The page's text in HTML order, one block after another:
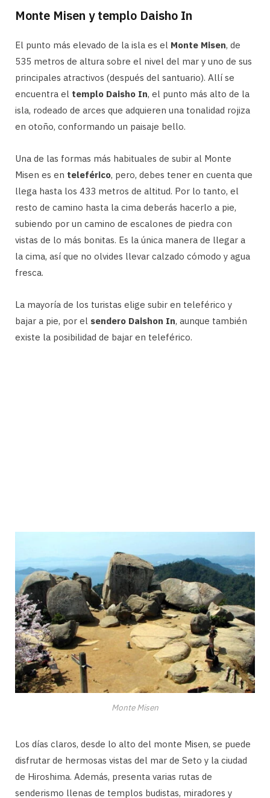
Monte Misen y templo Daisho In
El punto más elevado de la isla es el Monte Misen, de
535 metros de altura sobre el nivel del mar y uno de sus
principales atractivos (después del santuario). Allí se
encuentra el templo Daisho In, el punto más alto de la
isla, rodeado de arces que adquieren una tonalidad rojiza
en otoño, conformando un paisaje bello.
Una de las formas más habituales de subir al Monte
Misen es en teleférico, pero, debes tener en cuenta que
llega hasta los 433 metros de altitud. Por lo tanto, el
resto de camino hasta la cima deberás hacerlo a pie,
subiendo por un camino de escalones de piedra con
vistas de lo más bonitas. Es la única manera de llegar a
la cima, así que no olvides llevar calzado cómodo y agua
fresca.
La mayoría de los turistas elige subir en teleférico y
bajar a pie, por el sendero Daishon In, aunque también
existe la posibilidad de bajar en teleférico.
Monte Misen
Los días claros, desde lo alto del monte Misen, se puede
disfrutar de hermosas vistas del mar de Seto y la ciudad
de Hiroshima. Además, presenta varias rutas de
senderismo llenas de templos budistas, miradores y